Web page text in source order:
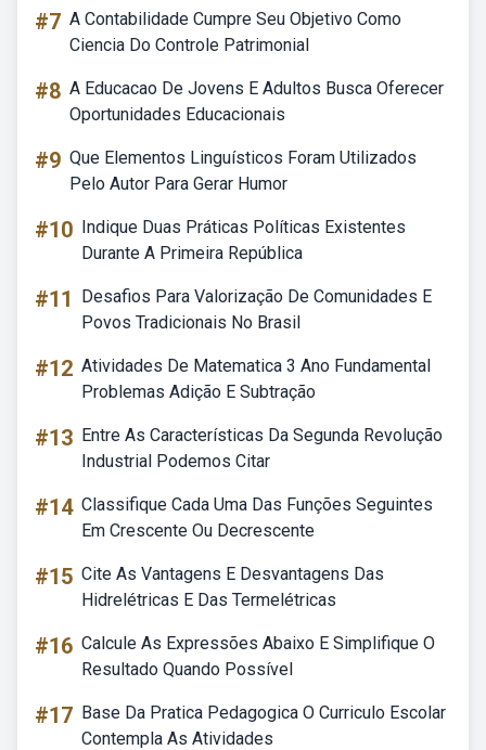
#7 A Contabilidade Cumpre Seu Objetivo Como
Ciencia Do Controle Patrimonial
#8 A Educacao De Jovens E Adultos Busca Oferecer
Oportunidades Educacionais
#9 Que Elementos Linguísticos Foram Utilizados
Pelo Autor Para Gerar Humor
#10 Indique Duas Práticas Políticas Existentes
Durante A Primeira República
#11
Desafios Para Valorização De Comunidades E
Povos Tradicionais No Brasil
#12 Atividades De Matematica 3 Ano Fundamental
Problemas Adição E Subtração
#13 Entre As Características Da Segunda Revolução
Industrial Podemos Citar
#14 Classifique Cada Uma Das Funções Seguintes
Em Crescente Ou Decrescente
#15 Cite As Vantagens E Desvantagens Das
Hidrelétricas E Das Termelétricas
#16 Calcule As Expressões Abaixo E Simplifique O
Resultado Quando Possível
#17 Base Da Pratica Pedagogica O Curriculo Escolar
Contempla As Atividades